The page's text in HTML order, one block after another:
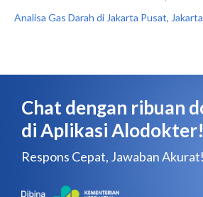
Analisa Gas Darah di Jakarta Pusat, Jakarta